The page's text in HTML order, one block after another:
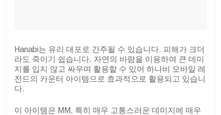
Hanabi는 유리 대포로 간주될 수 있습니다. 피해가 크더
라도 죽이기 쉽습니다. 자연의 바람을 이용하여 큰 데미
지를 입지 않고 싸우며 활용할 수 있어 하나비 모바일 레
전드의 카운터 아이템으로 효과적으로 활용되고 있습니
다.
이 아이템은 MM, 특히 매우 고통스러운 데미지에 매우